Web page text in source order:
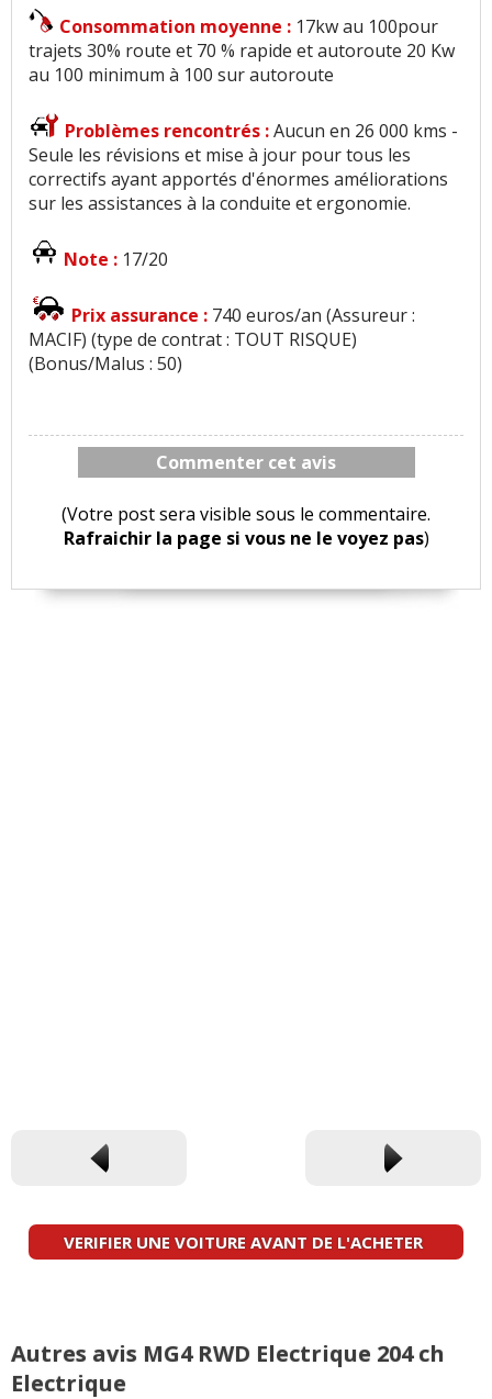
Consommation moyenne : 17kw au 100pour
trajets 30% route et 70 % rapide et autoroute 20 Kw
au 100 minimum à 100 sur autoroute
Problèmes rencontrés :Aucun en 26 000 kms -
Seule les révisions et mise à jour pour tous les
correctifs ayant apportés d'énormes améliorations
sur les assistances à la conduite et ergonomie.
Note : 17/20
Prix assurance : 740 euros/an (Assureur :
MACIF) (type de contrat : TOUT RISQUE)
(Bonus/Malus : 50)
Commenter cet avis
(Votre post sera visible sous le commentaire.
Rafraichir la page si vous ne le voyez pas)
VERIFIER UNE VOITURE AVANT DE L'ACHETER
Autres avis MG4 RWD Electrique 204 ch
Electrique